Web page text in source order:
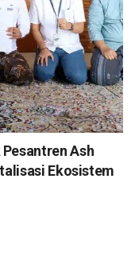
Ash
Ekosistem